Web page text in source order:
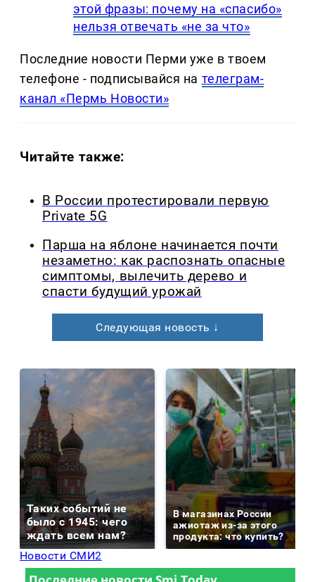
этой фразы: почему на «спасибо»
нельзя отвечать «не за что»
Последние новости Перми уже в твоем
телефоне - подписывайся на телеграм-
канал «Пермь Новости»
Читайте также:
В России протестировали первую
Private 5G
Парша на яблоне начинается почти
незаметно: как распознать опасные
симптомы, вылечить дерево и
спасти будущий урожай
Следующая новость ↓
Таких событий не
было с 1945: чего
ждать всем нам?
В магазинах России
ажиотаж из-за этого
продукта: что купить?
Новости СМИ2